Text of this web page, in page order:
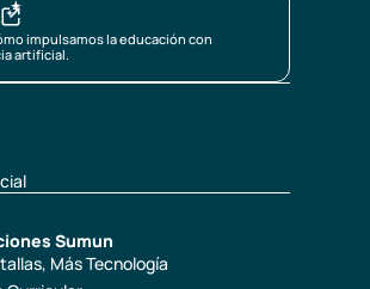
Sumun
Más Tecnología
impulsamos la educación con
artificial.